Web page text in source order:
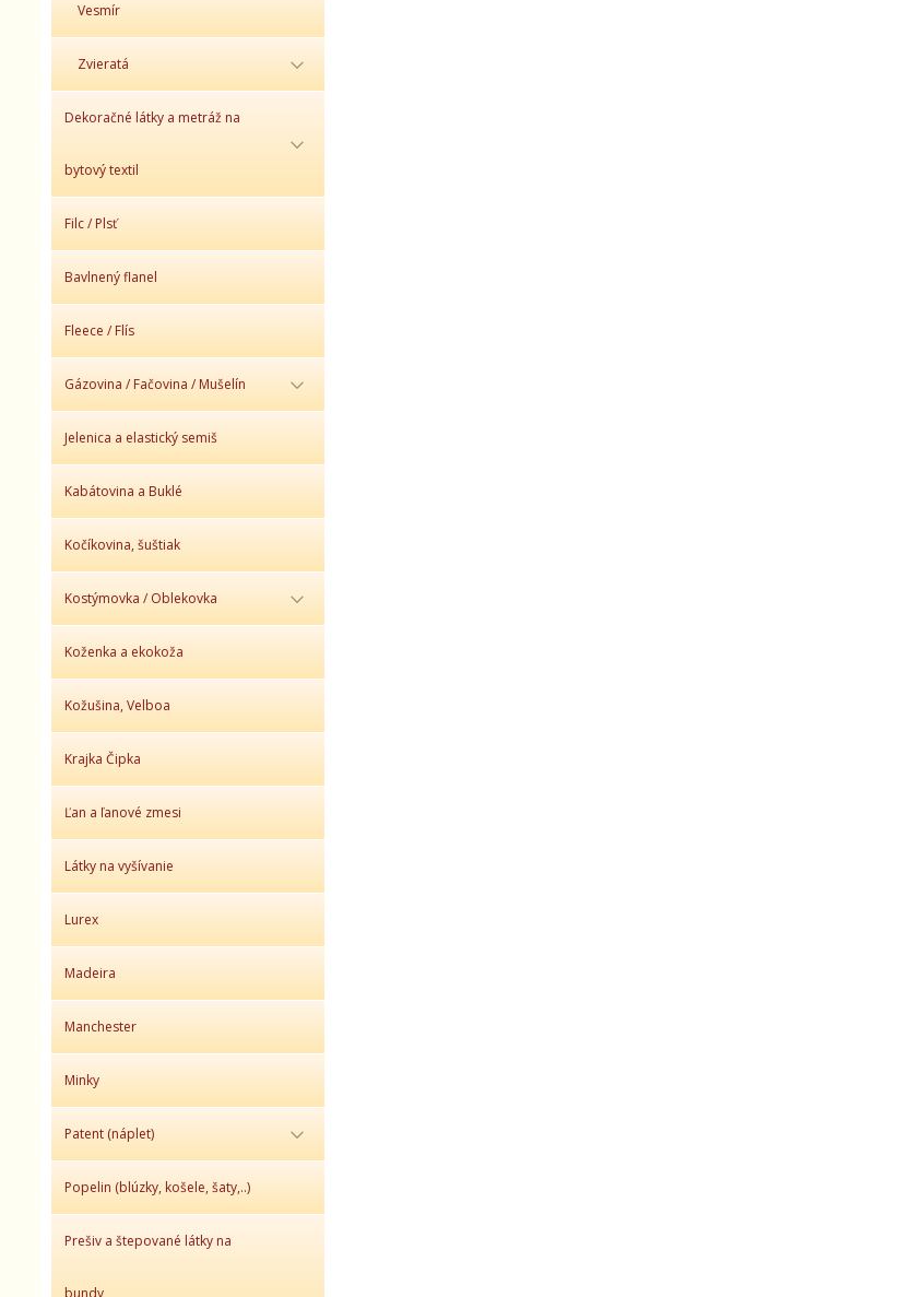
Vesmír
Zvieratá
Dekoračné látky a metráž na
bytový textil
Filc / Plsť
Bavlnený flanel
Fleece / Flís
Gázovina / Fačovina / Mušelín
Jelenica a elastický semiš
Kabátovina a Buklé
Kočíkovina, šuštiak
Kostýmovka / Oblekovka
Koženka a ekokoža
Kožušina, Velboa
Krajka Čipka
Ľan a ľanové zmesi
Látky na vyšívanie
Lurex
Madeira
Manchester
Minky
Patent (náplet)
Popelin (blúzky, košele, šaty,..)
Prešiv a štepované látky na
bundy